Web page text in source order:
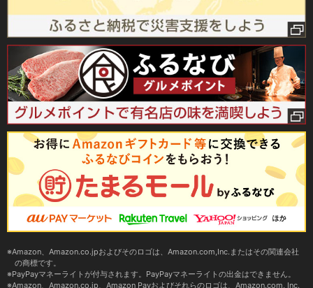
Amazon、Amazon.co.jpおよびそのロゴは、Amazon.com,Inc.またはその関連会社
の商標です。
PayPayマネーライトが付与されます。PayPayマネーライトの出金はできません。
Amazon、Amazon.co.jp、Amazon Payおよびそれらのロゴは、Amazon.com, Inc.